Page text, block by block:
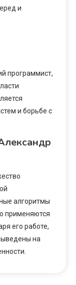
и
программист,
и борьбе с
алгоритмы
применяются
его работе,
на